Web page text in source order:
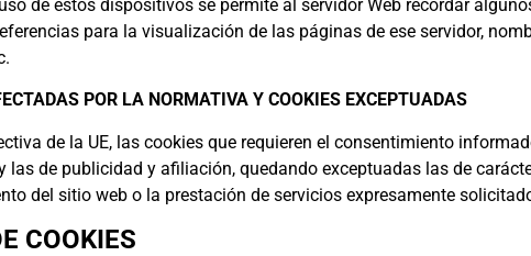
de estos dispositivos se permite al servidor Web recordar
para la visualización de las páginas de ese servidor,
POR LA NORMATIVA Y COOKIES EXCEPTUADAS
de la UE, las cookies que requieren el consentimiento
las de publicidad y afiliación, quedando exceptuadas las de
del sitio web o la prestación de servicios expresamente
COOKIES